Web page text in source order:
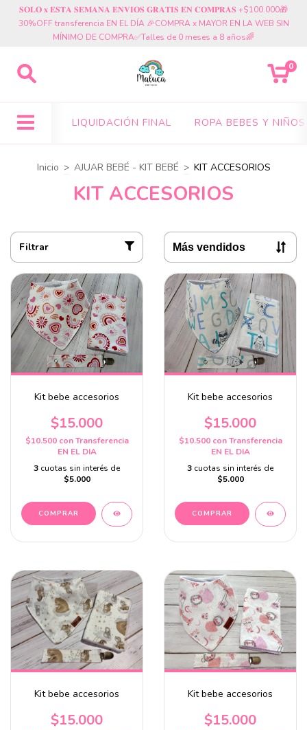
𝐒𝐎𝐋𝐎 𝐱 𝐄𝐒𝐓𝐀 𝐒𝐄𝐌𝐀𝐍𝐀 𝐄𝐍𝐕𝐈𝐎𝐒 𝐆𝐑𝐀𝐓𝐈𝐒 𝐄𝐍 𝐂𝐎𝐌𝐏𝐑𝐀𝐒 +$100.000🎁
30%OFF transferencia EN EL DÍA 🎉COMPRA x MAYOR EN LA WEB SIN
MÍNIMO DE COMPRA✅Talles de 0 meses a 8 años🌈
0
LIQUIDACIÓN FINAL ROPA BEBES Y NIÑOS
Inicio > AJUAR BEBÉ - KIT BEBÉ > KIT ACCESORIOS
KIT ACCESORIOS
Filtrar
Kit bebe accesorios
$15.000
$10.500 con Transferencia
EN EL DIA
3 cuotas sin interés de
$5.000
Kit bebe accesorios
$15.000
$10.500 con Transferencia
EN EL DIA
3 cuotas sin interés de
$5.000
Kit bebe accesorios
$15.000
Kit bebe accesorios
$15.000